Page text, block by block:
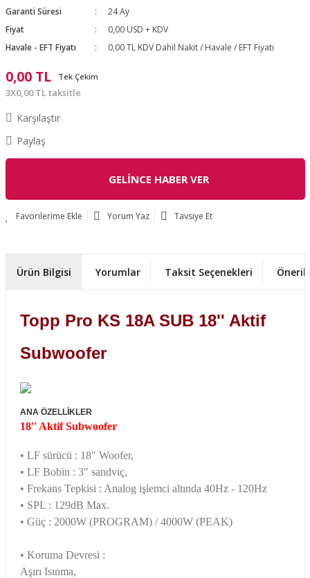
Garanti Süresi
24 Ay
Fiyat
0,00 USD + KDV
Havale - EFT Fiyatı
0,00 TL KDV Dahil Nakit / Havale / EFT Fiyatı
0,00 TL Tek Çekim
3X0,00 TL taksitle
Karşılaştır
Paylaş
GELİNCE HABER VER
Yorum Yaz Tavsiye Et
Ürün Bilgisi Yorumlar Taksit Seçenekleri
Topp Pro KS 18A SUB 18'' Aktif
Subwoofer
ANA ÖZELLİKLER
18'' Aktif Subwoofer
• LF sürücü : 18" Woofer,
• LF Bobin : 3" sandviç,
• Frekans Tepkisi : Analog işlemci altında 40Hz - 120Hz
• SPL : 129dB Max.
• Güç : 2000W (PROGRAM) / 4000W (PEAK)
• Koruma Devresi :
Aşırı Isınma,